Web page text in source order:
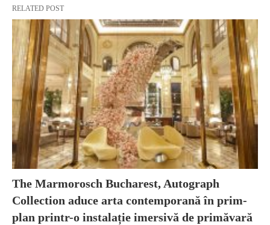
RELATED POST
The Marmorosch Bucharest, Autograph
Collection aduce arta contemporană în prim-
plan printr-o instalație imersivă de primăvară